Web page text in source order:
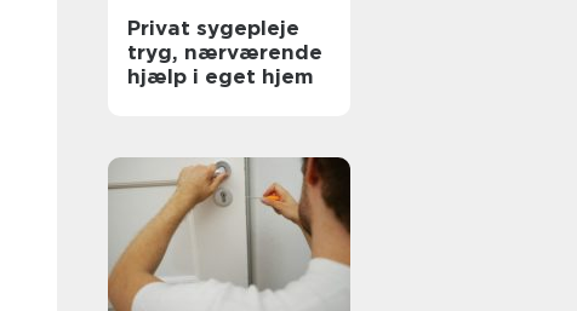
Privat sygepleje
tryg, nærværende
hjælp i eget hjem